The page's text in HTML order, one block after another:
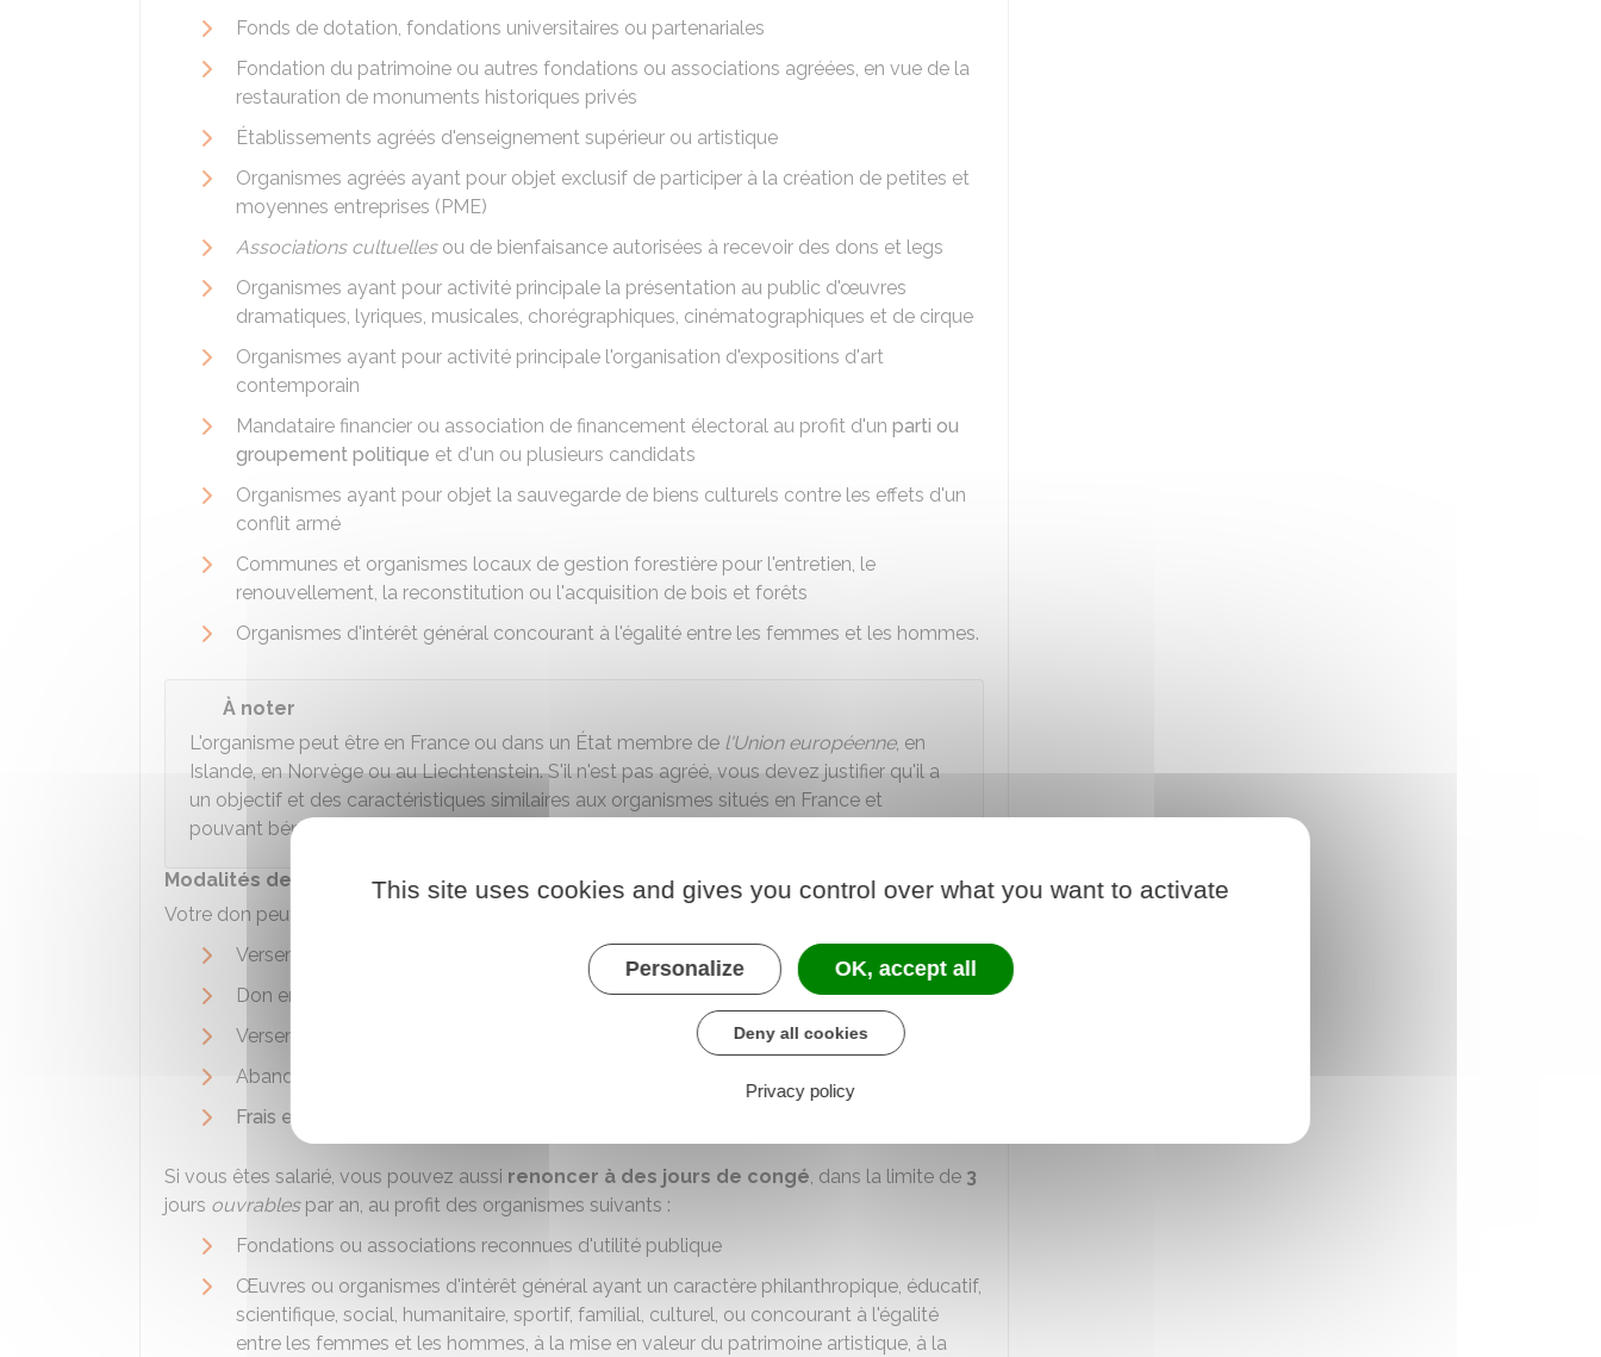
Fonds de dotation, fondations universitaires ou partenariales
Fondation du patrimoine ou autres fondations ou associations agréées, en vue de la
restauration de monuments historiques privés
Établissements agréés d'enseignement supérieur ou artistique
Organismes agréés ayant pour objet exclusif de participer à la création de petites et
moyennes entreprises (PME)
Associations cultuellesou de bienfaisance autorisées à recevoir des dons et legs
Organismes ayant pour activité principale la présentation au public d'œuvres
dramatiques, lyriques, musicales, chorégraphiques, cinématographiques et de cirque
Organismes ayant pour activité principale l'organisation d'expositions d'art
contemporain
Mandataire financier ou association de financement électoral au profit d'un parti ou
groupement politique et d'un ou plusieurs candidats
Organismes ayant pour objet la sauvegarde de biens culturels contre les effets d'un
conflit armé
Communes et organismes locaux de gestion forestière pour l'entretien, le
renouvellement, la reconstitution ou l'acquisition de bois et forêts
Organismes d'intérêt général concourant à l'égalité entre les femmes et les hommes.
À noter
L'organisme peut être en France ou dans un État membre de l'Union européenne, en
Islande, en Norvège ou au Liechtenstein. S'il n'est pas agréé, vous devez justifier qu'il a
un objectif et des caractéristiques similaires aux organismes situés en France et
pouvant bénéficier du dispositif.
Modalités de don
Votre don peut être réalisé sous
Versement de somme d'argent
Don en nature (une œuvre d'art par exemple)
Versement de cotisations
Abandon de revenus ou de produits (abandon de droits d'auteur par exemple)
Frais engagés dans le cadre d'une activité bénévole
Si vous êtes salarié, vous pouvez aussi renoncer à des jours de congé, dans la limite de 3
jours ouvrablespar an, au profit des organismes suivants :
Fondations ou associations reconnues d'utilité publique
Œuvres ou organismes d'intérêt général ayant un caractère philanthropique, éducatif,
scientifique, social, humanitaire, sportif, familial, culturel, ou concourant à l'égalité
entre les femmes et les hommes, à la mise en valeur du patrimoine artistique, à la
This site uses cookies and gives you control over what you want to activate
Personalize OK, accept all
Deny all cookies
Privacy policy